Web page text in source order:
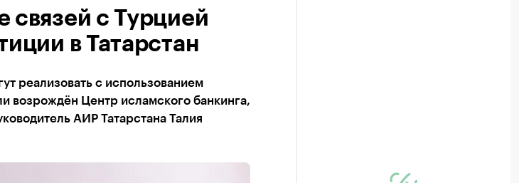
связей с Турцией
в Татарстан
реализовать с использованием
возрождён Центр исламского банкинга,
АИР Татарстана Талия